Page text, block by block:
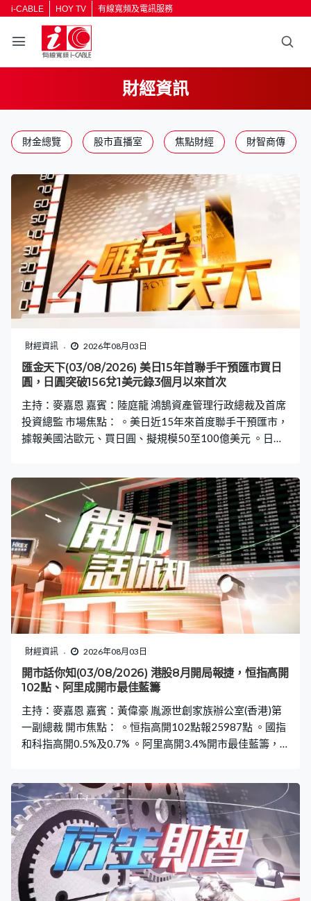
i-CABLE HOY TV 有線寬頻及電訊服務
財經資訊
財金總覽 股市直播室 焦點財經 財智商傳
財經資訊 2026年08月03日
匯金天下(03/08/2026) 美日15年首聯手干預匯市買日
圓，日圓突破156兌1美元錄3個月以來首次
主持：麥嘉恩 嘉賓：陸庭龍 鴻鵠資產管理行政總裁及首席
投資總監 市場焦點： 。美日近15年來首度聯手干預匯市，
據報美國沽歐元、買日圓、擬規模50至100億美元 。日本
朗普指干預日圓體現美日友誼 。美伊將重啟談判，布蘭特
期油亞洲市早段一度急跌9.5%低見過81.55美元 。紐約期
油曾跌近7%至78.78美元 。OPEC+：9月起增產每日18.8
萬桶原油 。聯儲局沃什據報擬縮減全年議息次數至6次
財經資訊 2026年08月03日
開市話你知(03/08/2026) 港股8月開局報捷，恒指高開
102點、阿里成開市最佳藍籌
主持：麥嘉恩 嘉賓：黃偉豪 胤源世創家族辦公室(香港)第
一副總裁 開市焦點： 。恒指高開102點報25987點 。國指
和科指高開0.5%及0.7% 。阿里高開3.4%開市最佳藍籌，
跑高開近2% 。聯想控股及太興盈喜，高開4.6%及5.9%